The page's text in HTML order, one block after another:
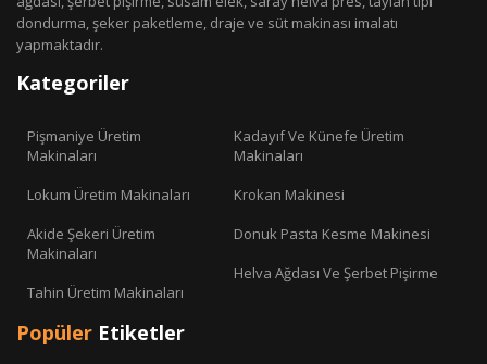
dondurma, şeker paketleme, draje ve süt makinası imalatı
yapmaktadır.
Kategoriler
Pişmaniye Üretim
Makinaları
Lokum Üretim Makinaları
Akide Şekeri Üretim
Makinaları
Tahin Üretim Makinaları
Kadayıf Ve Künefe Üretim
Makinaları
Krokan Makinesi
Donuk Pasta Kesme Makinesi
Helva Ağdası Ve Şerbet Pişirme
Popüler Etiketler